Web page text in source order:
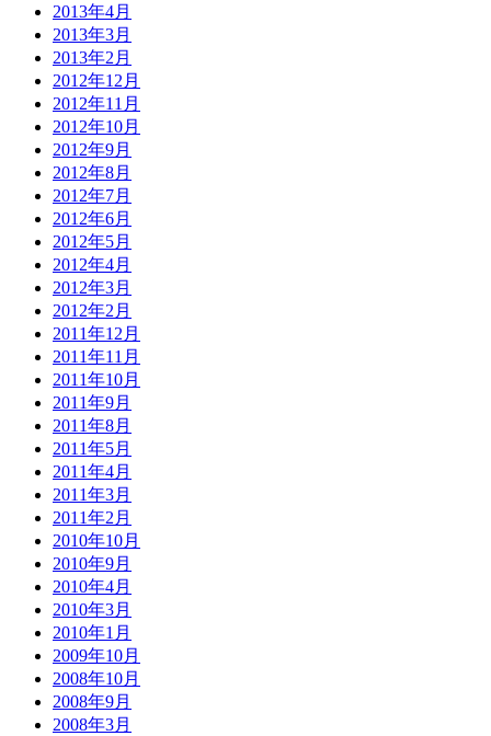
2013年4月
2013年3月
2013年2月
2012年12月
2012年11月
2012年10月
2012年9月
2012年8月
2012年7月
2012年6月
2012年5月
2012年4月
2012年3月
2012年2月
2011年12月
2011年11月
2011年10月
2011年9月
2011年8月
2011年5月
2011年4月
2011年3月
2011年2月
2010年10月
2010年9月
2010年4月
2010年3月
2010年1月
2009年10月
2008年10月
2008年9月
2008年3月